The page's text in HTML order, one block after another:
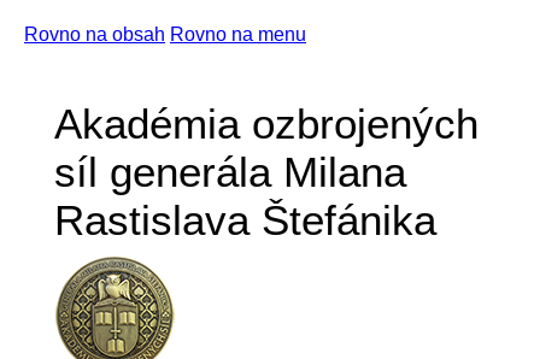
Rovno na obsah Rovno na menu
Akadémia ozbrojených
síl generála Milana
Rastislava Štefánika